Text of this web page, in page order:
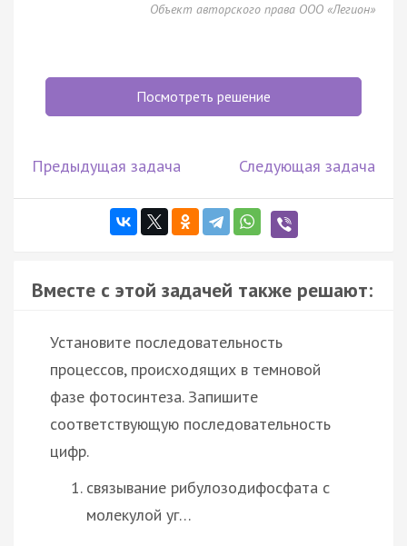
Объект авторского права ООО «Легион»
Посмотреть решение
Предыдущая задача Следующая задача
Вместе с этой задачей также решают:
Установите последовательность
процессов, происходящих в темновой
фазе фотосинтеза. Запишите
соответствующую последовательность
цифр.
связывание рибулозодифосфата с
молекулой уг…